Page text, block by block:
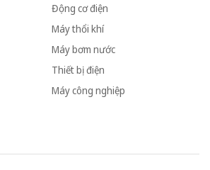
Động cơ điện
Máy thổi khí
Máy bơm nước
Thiết bị điện
Máy công nghiệp